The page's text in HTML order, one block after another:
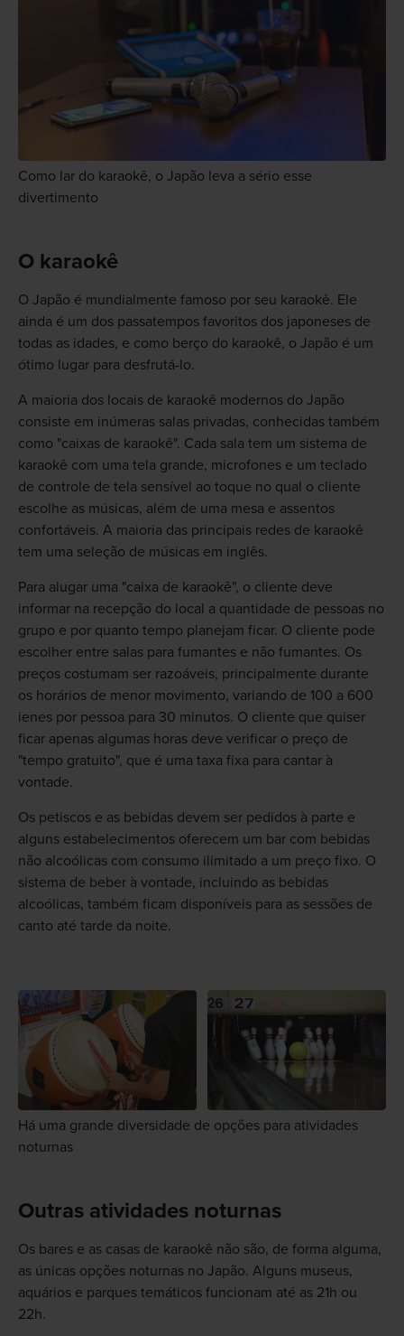
Como lar do karaokê, o Japão leva a sério esse
divertimento
O karaokê
O Japão é mundialmente famoso por seu karaokê. Ele
ainda é um dos passatempos favoritos dos japoneses de
todas as idades, e como berço do karaokê, o Japão é um
ótimo lugar para desfrutá-lo.
A maioria dos locais de karaokê modernos do Japão
consiste em inúmeras salas privadas, conhecidas também
como "caixas de karaokê". Cada sala tem um sistema de
karaokê com uma tela grande, microfones e um teclado
de controle de tela sensível ao toque no qual o cliente
escolhe as músicas, além de uma mesa e assentos
confortáveis. A maioria das principais redes de karaokê
tem uma seleção de músicas em inglês.
Para alugar uma "caixa de karaokê", o cliente deve
informar na recepção do local a quantidade de pessoas no
grupo e por quanto tempo planejam ficar. O cliente pode
escolher entre salas para fumantes e não fumantes. Os
preços costumam ser razoáveis, principalmente durante
os horários de menor movimento, variando de 100 a 600
ienes por pessoa para 30 minutos. O cliente que quiser
ficar apenas algumas horas deve verificar o preço de
"tempo gratuito", que é uma taxa fixa para cantar à
vontade.
Os petiscos e as bebidas devem ser pedidos à parte e
alguns estabelecimentos oferecem um bar com bebidas
não alcoólicas com consumo ilimitado a um preço fixo. O
sistema de beber à vontade, incluindo as bebidas
alcoólicas, também ficam disponíveis para as sessões de
canto até tarde da noite.
Há uma grande diversidade de opções para atividades
noturnas
Outras atividades noturnas
Os bares e as casas de karaokê não são, de forma alguma,
as únicas opções noturnas no Japão. Alguns museus,
aquários e parques temáticos funcionam até as 21h ou
22h.